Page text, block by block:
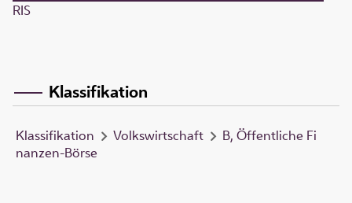
RIS
Klassifikation
Klassifikation Volkswirtschaft
B, Öffentliche Fi
nanzen-Börse